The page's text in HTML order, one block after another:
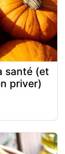
santé (et
priver)